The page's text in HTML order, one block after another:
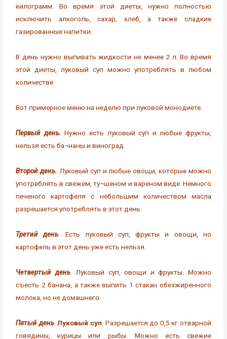
килограмм. Во время этой диеты, нужно полностью
исключить алкоголь, сахар, хлеб, а также сладкие
газированные напитки.
В день нужно выпивать жидкости не менее 2 л. Во время
этой диеты, луковый суп можно употреблять в любом
количестве.
Вот примерное меню на неделю при луковой монодиете.
Первый день. Нужно есть луковый суп и любые фрукты,
нельзя есть ба¬наны и виноград.
Второй день. Луковый суп и любые овощи, которые можно
употреблять в свежем, ту¬шеном и вареном виде. Немного
печеного картофеля с небольшим количеством масла
разрешается употреблять в этот день.
Третий день . Есть луковый суп, фрукты и овощи, но
картофель в этот день уже есть нельзя.
Четвертый день. Луковый суп, овощи и фрукты. Можно
съесть 2 банана, а также выпить 1 стакан обезжиренного
молока, но не домашнего.
Пятый день.Луковый суп . Разрешается до 0,5 кг отварной
говядины, курицы или рыбы. Можно есть свежие